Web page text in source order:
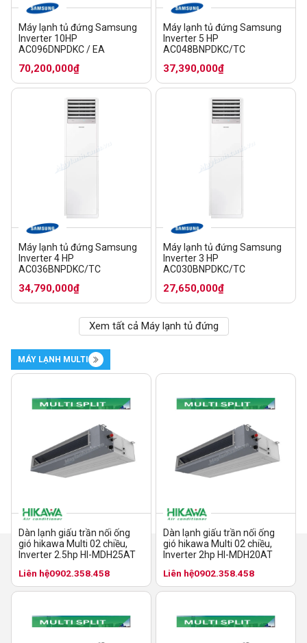
Máy lạnh tủ đứng Samsung
Inverter 10HP
AC096DNPDKC / EA
70,200,000₫
Máy lạnh tủ đứng Samsung
Inverter 5 HP
AC048BNPDKC/TC
37,390,000₫
Máy lạnh tủ đứng Samsung
Inverter 4 HP
AC036BNPDKC/TC
34,790,000₫
Máy lạnh tủ đứng Samsung
Inverter 3 HP
AC030BNPDKC/TC
27,650,000₫
Xem tất cả Máy lạnh tủ đứng
MÁY LẠNH MULTI
Dàn lạnh giấu trần nối ống
gió hikawa Multi 02 chiều,
Inverter 2.5hp HI-MDH25AT
Liên hệ0902.358.458
Dàn lạnh giấu trần nối ống
gió hikawa Multi 02 chiều,
Inverter 2hp HI-MDH20AT
Liên hệ0902.358.458